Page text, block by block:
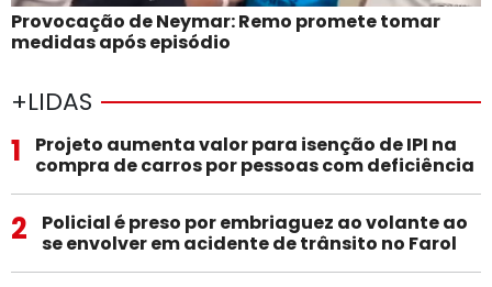
Provocação de Neymar: Remo promete tomar
medidas após episódio
+LIDAS
1
Projeto aumenta valor para isenção de IPI na
compra de carros por pessoas com deficiência
2
Policial é preso por embriaguez ao volante ao
se envolver em acidente de trânsito no Farol